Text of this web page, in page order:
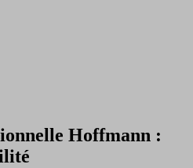
Hoffmann :